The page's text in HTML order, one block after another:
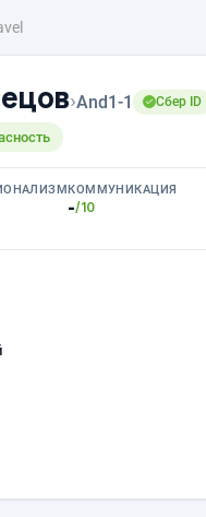
›And1-1 Сбер ID
КОММУНИКАЦИЯ
-/10